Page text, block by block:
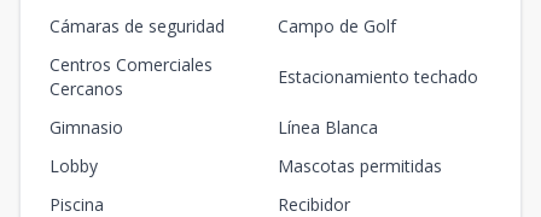
Cámaras de seguridad
Campo de Golf
Centros Comerciales
Cercanos
Estacionamiento techado
Gimnasio
Línea Blanca
Lobby
Mascotas permitidas
Piscina
Recibidor